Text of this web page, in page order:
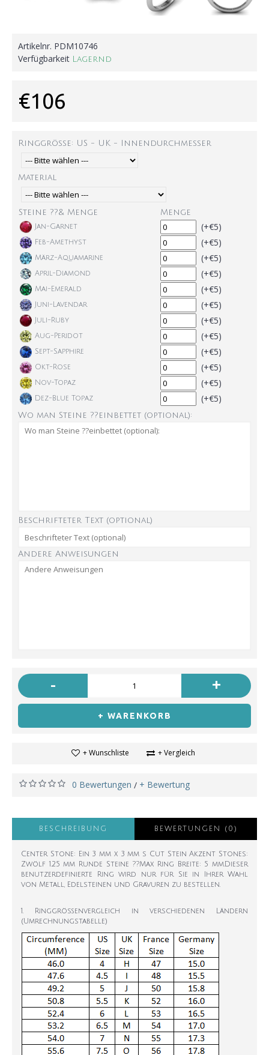
Artikelnr. PDM10746
Verfügbarkeit Lagernd
€106
Ringgröße: US - UK - Innendurchmesser
Material
Steine ??& Menge Menge
Jan-Garnet (+€5)
Feb-Amethyst (+€5)
März-Aquamarine (+€5)
April-Diamond (+€5)
Mai-Emerald (+€5)
Juni-Lavendar (+€5)
Juli-Ruby (+€5)
Aug-Peridot (+€5)
Sept-Sapphire (+€5)
Okt-Rose (+€5)
Nov-Topaz (+€5)
Dez-Blue Topaz (+€5)
Wo man Steine ??einbettet (optional):
Beschrifteter Text (optional)
Andere Anweisungen
- +
+ WARENKORB
+ Wunschliste + Vergleich
0 Bewertungen / + Bewertung
BESCHREIBUNG BEWERTUNGEN (0)
Center Stone: Ein 3 mm x 3 mm s Cut Stein Akzent Stones:
Zwölf 1.25 mm Runde Steine ??Max Ring Breite: 5 mm.Dieser
benutzerdefinierte Ring wird nur für Sie in Ihrer Wahl
von Metall, Edelsteinen und Gravuren zu bestellen.
1. Ringgrößenvergleich in verschiedenen Ländern
(Umrechnungstabelle)